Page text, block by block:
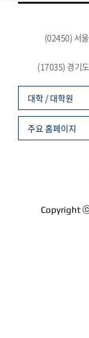
(02450) 서
(17035) 경기
Copyright
대학 / 대학원
주요 홈페이지